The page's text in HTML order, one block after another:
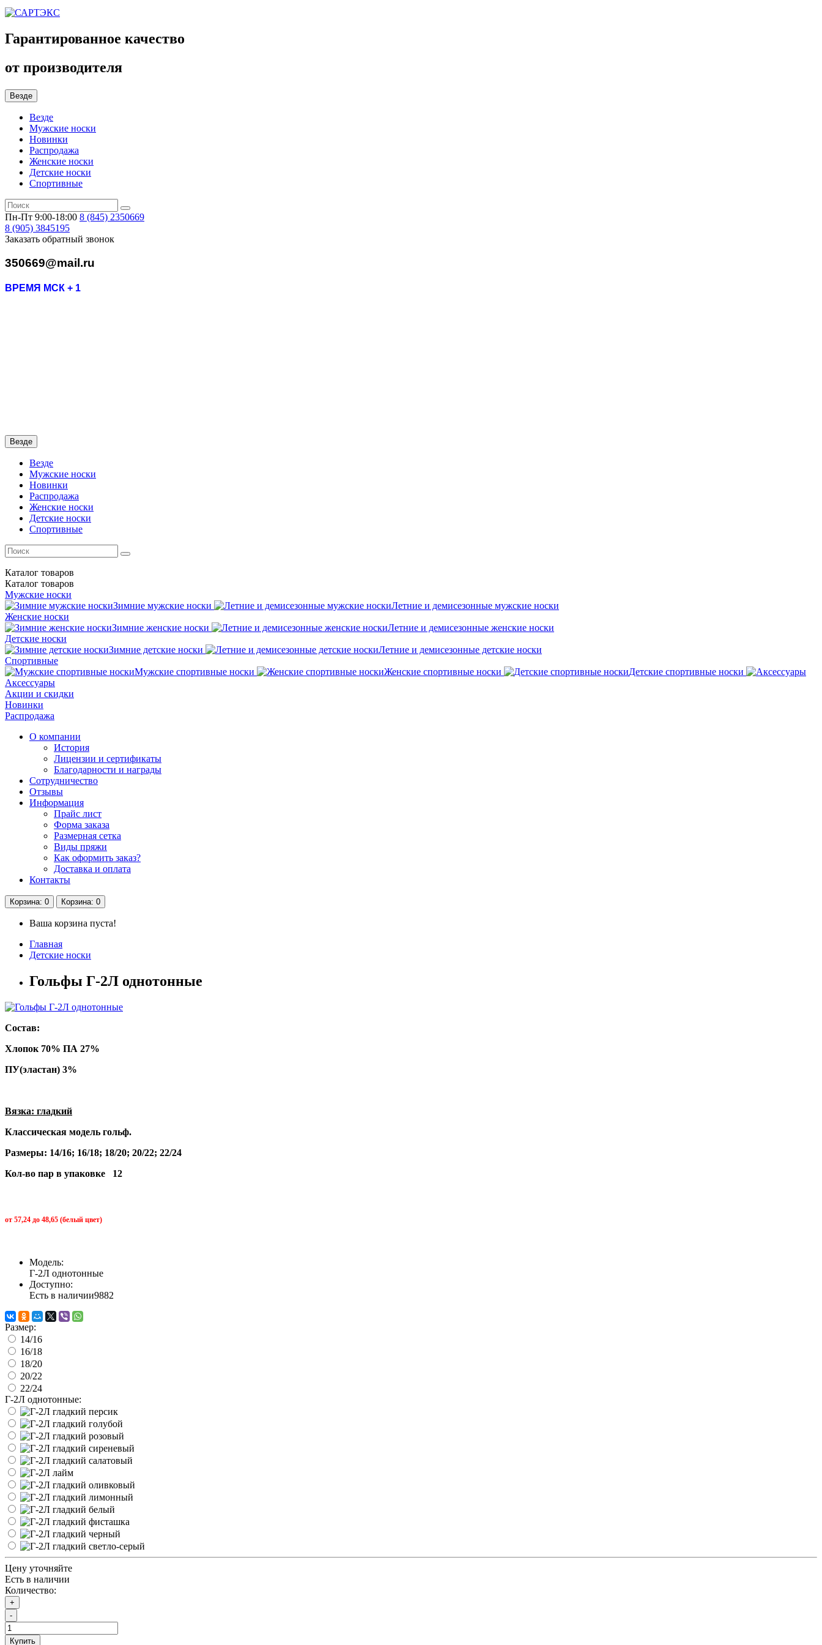
Гарантированное качество
от производителя
Везде
Везде
Мужские носки
Новинки
Распродажа
Женские носки
Детские носки
Спортивные
Пн-Пт 9:00-18:00 8 (845) 2350669
8 (905) 3845195
Заказать обратный звонок
350669@mail.ru
ВРЕМЯ МСК + 1
Везде
Везде
Мужские носки
Новинки
Распродажа
Женские носки
Детские носки
Спортивные
Каталог товаров
Каталог товаров
Мужские носки
Зимние мужские носки
Летние и демисезонные мужские носки
Женские носки
Зимние женские носки
Летние и демисезонные женские носки
Детские носки
Зимние детские носки
Летние и демисезонные детские носки
Спортивные
Мужские спортивные носки
Женские спортивные носки
Детские спортивные носки
Аксессуары
Акции и скидки
Новинки
Распродажа
О компании
История
Лицензии и сертификаты
Благодарности и награды
Сотрудничество
Отзывы
Информация
Прайс лист
Форма заказа
Размерная сетка
Виды пряжи
Как оформить заказ?
Доставка и оплата
Контакты
Корзина: 0 Корзина: 0
Ваша корзина пуста!
Главная
Детские носки
Гольфы Г-2Л однотонные
Состав:
Хлопок 70% ПА 27%
ПУ(эластан) 3%
Вязка: гладкий
Классическая модель гольф.
Размеры: 14/16; 16/18; 18/20; 20/22; 22/24
Кол-во пар в упаковке 12
от 57,24 до 48,65 (белый цвет)
Модель:
Г-2Л однотонные
Доступно:
Есть в наличии9882
Размер:
14/16
16/18
18/20
20/22
22/24
Г-2Л однотонные:
Цену уточняйте
Есть в наличии
Количество:
+
-
Купить